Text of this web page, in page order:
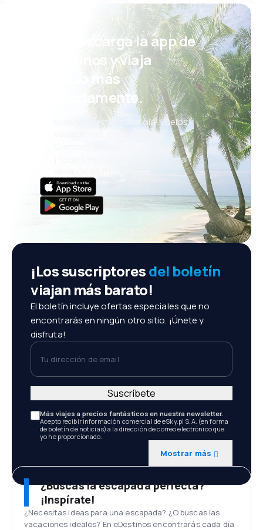
¡Eh! Descarga la app de
eDestinos y viaja
incluso más
cómodamente.
Nuevas ofertas cada día: vuelos,
vacaciones, escapadas
Cómoda gestión de reservas
¡Todo lo que importa, siempre al
¡Los suscriptoresdel boletín
viajan más barato!
El boletín incluye ofertas especiales que no
encontrarás en ningún otro sitio. ¡Únete y
disfruta!
Tu dirección de email
Más viajes a precios fantásticos en nuestra newsletter.
Acepto recibir información comercial de eSky.pl S.A. (en forma
de boletín de noticias) a la dirección de correo electrónico que
yo he proporcionado.
Mostrar más
Suscríbete
¿Buscas la escapada perfecta?
¡Inspírate!
¿Necesitas ideas para una escapada? ¿O buscas las
vacaciones ideales? En eDestinos encontrarás cada día